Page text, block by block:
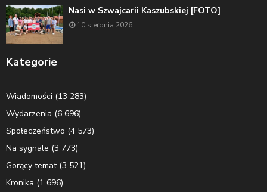
Nasi w Szwajcarii Kaszubskiej [FOTO]
10 sierpnia 2026
Kategorie
Wiadomości (13 283)
Wydarzenia (6 696)
Społeczeństwo (4 573)
Na sygnale (3 773)
Gorący temat(3 521)
Kronika (1 696)